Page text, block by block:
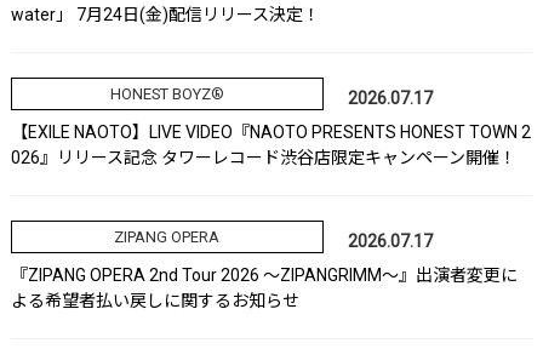
water」 7月24日(金)配信リリース決定！
HONEST BOYZ®
2026.07.17
【EXILE NAOTO】LIVE VIDEO『NAOTO PRESENTS HONEST TOWN 2
026』リリース記念 タワーレコード渋谷店限定キャンペーン開催！
ZIPANG OPERA
2026.07.17
『ZIPANG OPERA 2nd Tour 2026 ～ZIPANGRIMM～』出演者変更に
よる希望者払い戻しに関するお知らせ